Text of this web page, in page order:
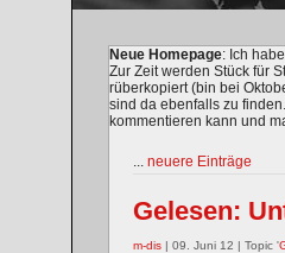
Neue Homepage: Ich
Zur Zeit werden Stück für
rüberkopiert (bin bei
sind da ebenfalls zu
kommentieren kann und
... neuere Einträge
Gelesen:
m-dis | 09. Juni 12 | Topic '